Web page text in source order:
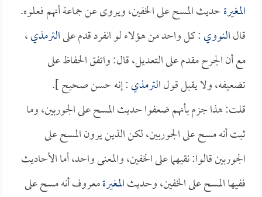
المغيرةحديث المسح على الخفين، ويروى عن جماعة أنهم فعلوه.
قالالنووي: كل واحد من هؤلاء لو انفرد قدم علىالترمذي،
مع أن الجرح مقدم على التعديل، قال: واتفق الحفاظ على
تضعيفه، ولا يقبل قولالترمذي: إنه حسن صحيح ].
قلت: هذا جزم بأنهم ضعفوا حديث المسح على الجوربين، وما
ثبت أنه مسح على الجوربين، لكن الذين يرون المسح على
الجوربين قالوا: نقيهما على الخفين، والمعنى واحد، أما الأحاديث
ففيها المسح على الخفين، وحديثالمغيرةمعروف أنه مسح على